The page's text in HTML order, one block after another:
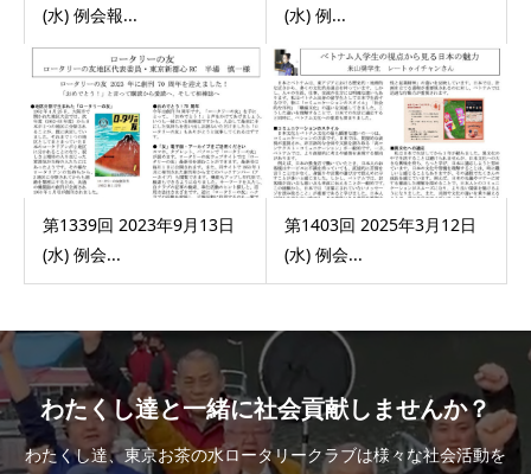
(水) 例会報...
(水) 例...
第1339回 2023年9月13日
(水) 例会...
第1403回 2025年3月12日
(水) 例会...
わたくし達と一緒に社会貢献しませんか？
わたくし達、東京お茶の水ロータリークラブは様々な社会活動を